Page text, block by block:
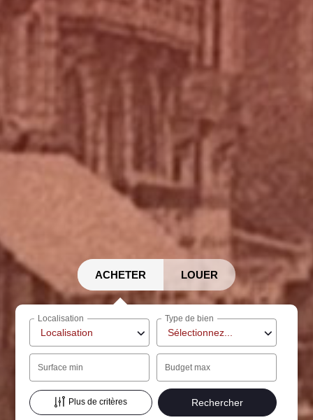
ACHETER LOUER
Localisation
Localisation
Sélectionnez...
Type de bien
Surface min Budget max
Plus de critères